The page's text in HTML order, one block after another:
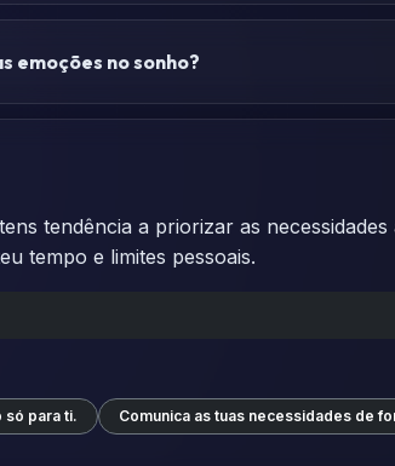
no sonho?
tendência a priorizar as
tempo e limites pessoais.
só para ti. Comunica as tuas necessidades de